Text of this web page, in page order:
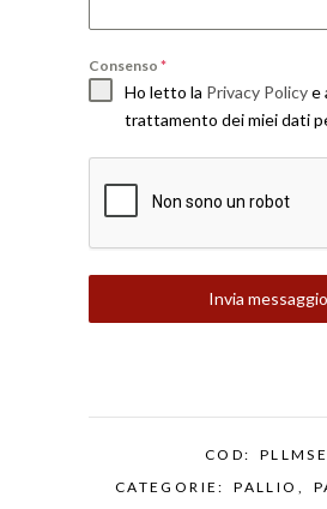
Consenso *
Ho letto la Privacy Policye
trattamento dei miei dati
Invia messaggio
COD:
PLLMSE
CATEGORIE:
PALLIO ,